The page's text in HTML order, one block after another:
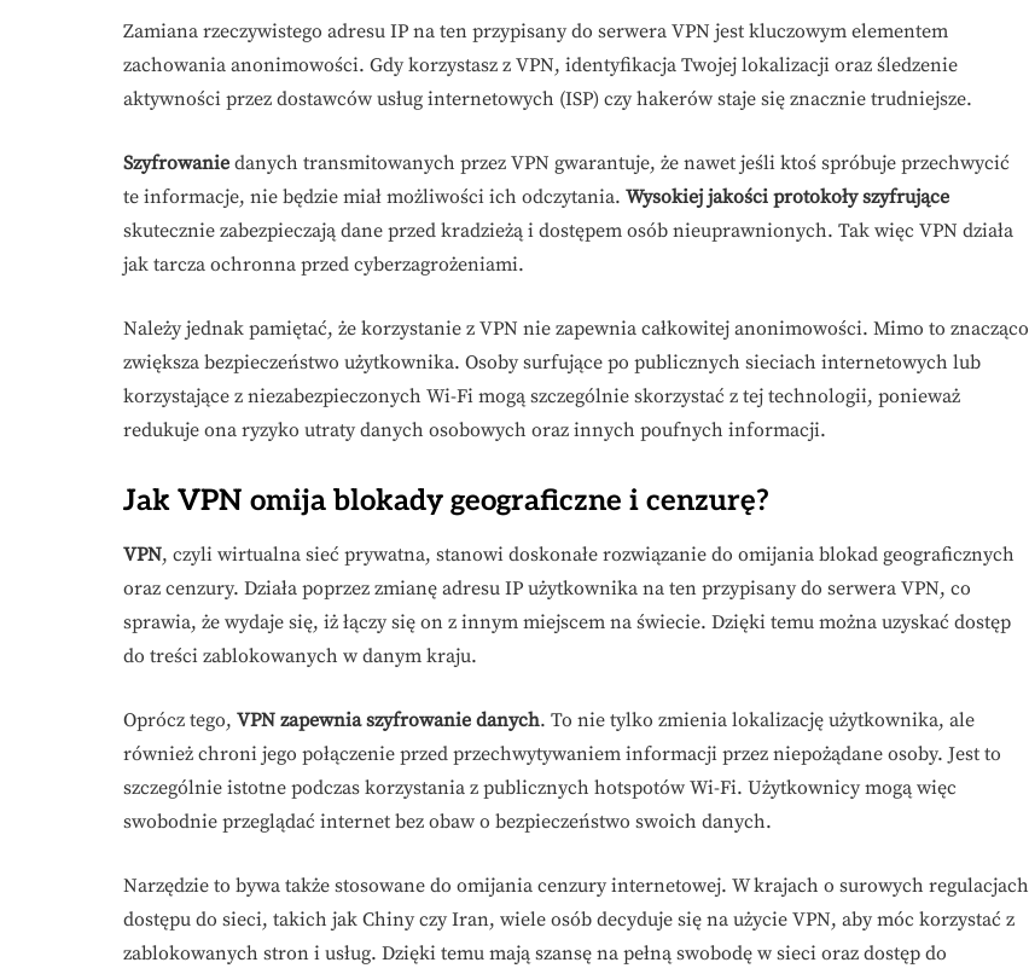
Zamiana rzeczywistego adresu IP na ten przypisany do serwera VPN jest kluczowym elementem
zachowania anonimowości. Gdy korzystasz z VPN, identyfikacja Twojej lokalizacji oraz śledzenie
aktywności przez dostawców usług internetowych (ISP) czy hakerów staje się znacznie trudniejsze.
Szyfrowanie danych transmitowanych przez VPN gwarantuje, że nawet jeśli ktoś spróbuje przechwycić
te informacje, nie będzie miał możliwości ich odczytania. Wysokiej jakości protokoły szyfrujące
skutecznie zabezpieczają dane przed kradzieżą i dostępem osób nieuprawnionych. Tak więc VPN działa
jak tarcza ochronna przed cyberzagrożeniami.
Należy jednak pamiętać, że korzystanie z VPN nie zapewnia całkowitej anonimowości. Mimo to znacząco
zwiększa bezpieczeństwo użytkownika. Osoby surfujące po publicznych sieciach internetowych lub
korzystające z niezabezpieczonych Wi-Fi mogą szczególnie skorzystać z tej technologii, ponieważ
redukuje ona ryzyko utraty danych osobowych oraz innych poufnych informacji.
Jak VPN omija blokady geograficzne i cenzurę?
VPN, czyli wirtualna sieć prywatna, stanowi doskonałe rozwiązanie do omijania blokad geograficznych
oraz cenzury. Działa poprzez zmianę adresu IP użytkownika na ten przypisany do serwera VPN, co
sprawia, że wydaje się, iż łączy się on z innym miejscem na świecie. Dzięki temu można uzyskać dostęp
do treści zablokowanych w danym kraju.
Oprócz tego, VPN zapewnia szyfrowanie danych. To nie tylko zmienia lokalizację użytkownika, ale
również chroni jego połączenie przed przechwytywaniem informacji przez niepożądane osoby. Jest to
szczególnie istotne podczas korzystania z publicznych hotspotów Wi-Fi. Użytkownicy mogą więc
swobodnie przeglądać internet bez obaw o bezpieczeństwo swoich danych.
Narzędzie to bywa także stosowane do omijania cenzury internetowej. W krajach o surowych regulacjach
dostępu do sieci, takich jak Chiny czy Iran, wiele osób decyduje się na użycie VPN, aby móc korzystać z
zablokowanych stron i usług. Dzięki temu mają szansę na pełną swobodę w sieci oraz dostęp do